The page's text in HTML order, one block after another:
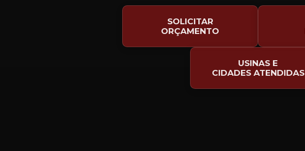
SOLICITAR
ORÇAMENTO
USINAS E
CIDADES ATENDIDAS